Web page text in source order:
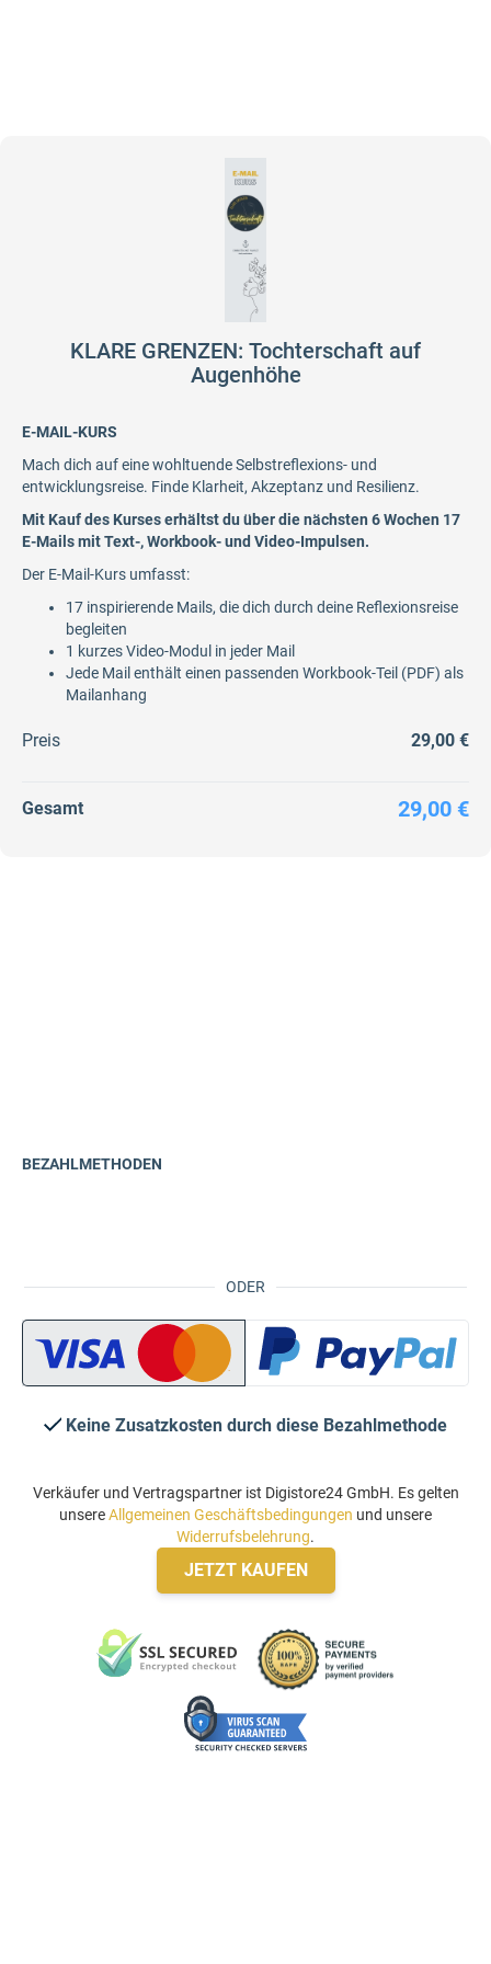
KLARE GRENZEN: Tochterschaft auf
Augenhöhe
E-MAIL-KURS
Mach dich auf eine wohltuende Selbstreflexions- und
entwicklungsreise. Finde Klarheit, Akzeptanz und Resilienz.
Mit Kauf des Kurses erhältst du über die nächsten 6 Wochen 17
E-Mails mit Text-, Workbook- und Video-Impulsen.
Der E-Mail-Kurs umfasst:
17 inspirierende Mails, die dich durch deine Reflexionsreise
begleiten
1 kurzes Video-Modul in jeder Mail
Jede Mail enthält einen passenden Workbook-Teil (PDF) als
Mailanhang
Preis 29,00 €
Gesamt 29,00 €
ODER
BEZAHLMETHODEN
Keine Zusatzkosten durch diese Bezahlmethode
Verkäufer und Vertragspartner ist Digistore24 GmbH. Es gelten
unsereAllgemeinen Geschäftsbedingungen und unsere
Widerrufsbelehrung.
JETZT KAUFEN